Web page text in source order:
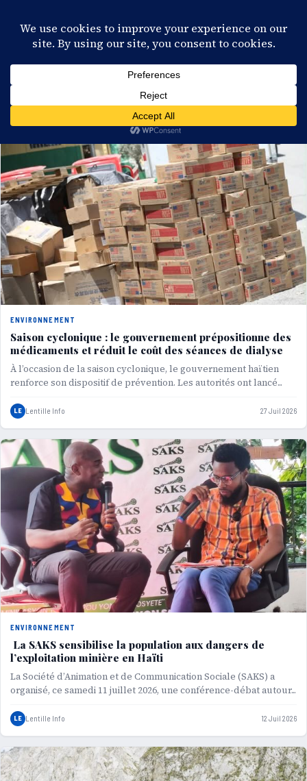
ENVIRONNEMENT
ENVIRONNEMENT
Saison cyclonique : le gouvernement prépositionne des
médicaments et réduit le coût des séances de dialyse
À l’occasion de la saison cyclonique, le gouvernement haïtien
renforce son dispositif de prévention. Les autorités ont lancé...
LE Lentille Info 27 Juil 2026
ENVIRONNEMENT
La SAKS sensibilise la population aux dangers de
l’exploitation minière en Haïti
La Société d’Animation et de Communication Sociale (SAKS) a
organisé, ce samedi 11 juillet 2026, une conférence-débat autour...
LE Lentille Info 12 Juil 2026